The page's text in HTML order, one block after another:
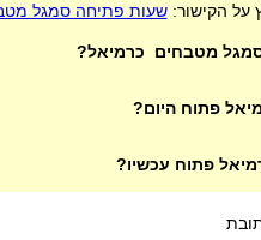
על הקישור:שעות פתיחה סמגל
מטבחים כרמיאל?
פתוח היום?
פתוח עכשיו?